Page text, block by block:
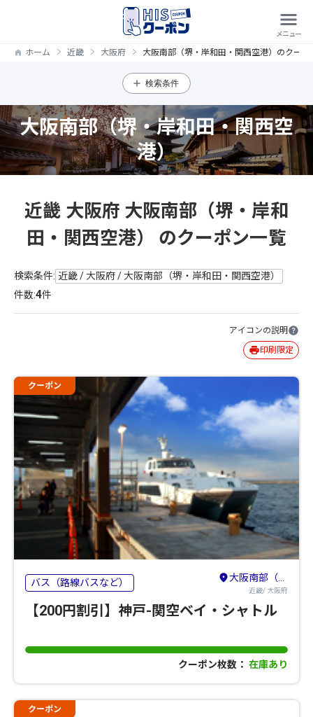
ホーム 近畿 大阪府 大阪南部（堺・岸和田・関西空港）のクーポ
検索条件
大阪南部（堺・岸和田・関西空
港）
近畿 大阪府 大阪南部（堺・岸和
田・関西空港） のクーポン一覧
検索条件: 近畿 / 大阪府 / 大阪南部（堺・岸和田・関西空港）
件数:4件
アイコンの説明
印刷限定
クーポン
バス（路線バスなど） 大阪南部（堺・岸和田・関西空港）
近畿/ 大阪府
【200円割引】神戸-関空ベイ・シャトル
クーポン枚数： 在庫あり
クーポン